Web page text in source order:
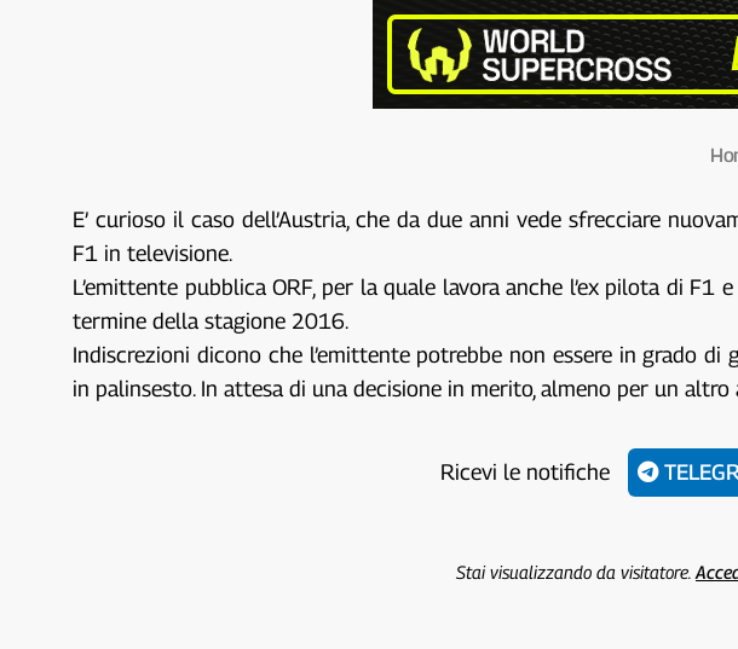
E’ curioso il caso dell’Austria, che da due anni vede sfrecciare
F1 in televisione.
L’emittente pubblica ORF, per la quale lavora anche l’ex pilota di
termine della stagione 2016.
Indiscrezioni dicono che l’emittente potrebbe non essere in grado
in palinsesto. In attesa di una decisione in merito, almeno per un
Ricevi le notifiche
Stai visualizzando da visitatore.